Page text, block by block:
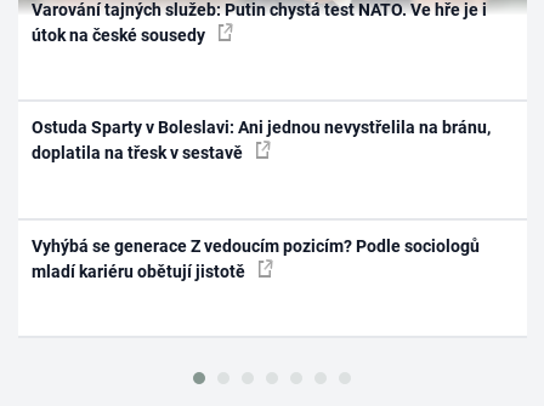
Varování tajných služeb: Putin chystá test NATO. Ve hře je i
útok na české sousedy
Ostuda Sparty v Boleslavi: Ani jednou nevystřelila na bránu,
doplatila na třesk v sestavě
Vyhýbá se generace Z vedoucím pozicím? Podle sociologů
mladí kariéru obětují jistotě